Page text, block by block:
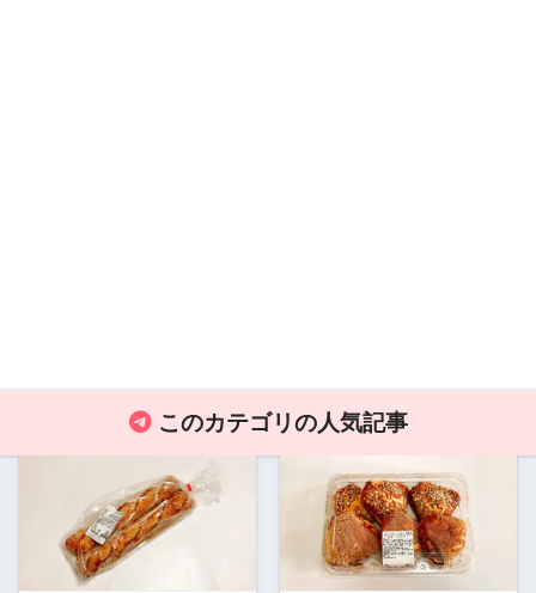
このカテゴリの人気記事